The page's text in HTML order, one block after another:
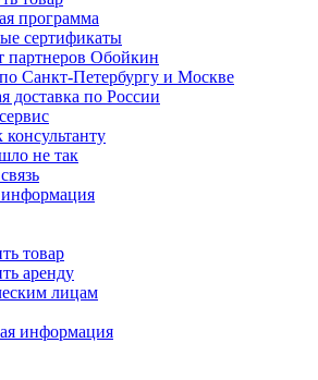
программа
сертификаты
партнеров Обойкин
Санкт-Петербургу и Москве
доставка по России
консультанту
не так
товар
аренду
лицам
информация